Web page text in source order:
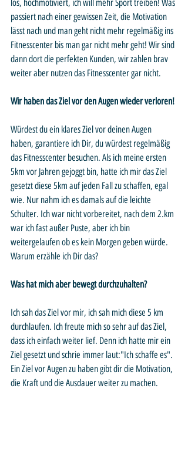
los, hochmotiviert, ich will mehr Sport treiben! Was
passiert nach einer gewissen Zeit, die Motivation
lässt nach und man geht nicht mehr regelmäßig ins
Fitnesscenter bis man gar nicht mehr geht! Wir sind
dann dort die perfekten Kunden, wir zahlen brav
weiter aber nutzen das Fitnesscenter gar nicht.
Wir haben das Ziel vor den Augen wieder verloren!
Würdest du ein klares Ziel vor deinen Augen
haben, garantiere ich Dir, du würdest regelmäßig
das Fitnesscenter besuchen. Als ich meine ersten
5km vor Jahren gejoggt bin, hatte ich mir das Ziel
gesetzt diese 5km auf jeden Fall zu schaffen, egal
wie. Nur nahm ich es damals auf die leichte
Schulter. Ich war nicht vorbereitet, nach dem 2.km
war ich fast außer Puste, aber ich bin
weitergelaufen ob es kein Morgen geben würde.
Warum erzähle ich Dir das?
Was hat mich aber bewegt durchzuhalten?
Ich sah das Ziel vor mir, ich sah mich diese 5 km
durchlaufen. Ich freute mich so sehr auf das Ziel,
dass ich einfach weiter lief. Denn ich hatte mir ein
Ziel gesetzt und schrie immer laut:"Ich schaffe es".
Ein Ziel vor Augen zu haben gibt dir die Motivation,
die Kraft und die Ausdauer weiter zu machen.